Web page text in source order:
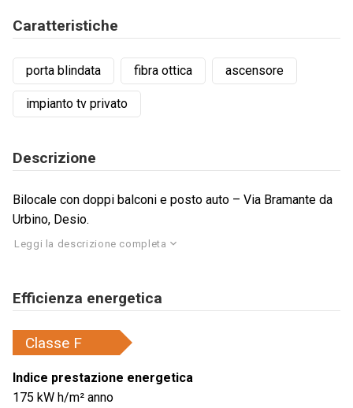
Caratteristiche
porta blindata fibra ottica ascensore
impianto tv privato
Descrizione
Bilocale con doppi balconi e posto auto – Via Bramante da
Urbino, Desio.
Leggi la descrizione completa
Efficienza energetica
Classe F
Indice prestazione energetica
175 kW h/m² anno